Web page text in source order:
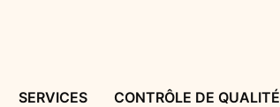
SERVICES CONTRÔLE DE QUALITÉ